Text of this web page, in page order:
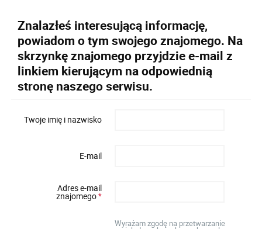
Znalazłeś interesującą informację,
powiadom o tym swojego znajomego. Na
skrzynkę znajomego przyjdzie e-mail z
linkiem kierującym na odpowiednią
stronę naszego serwisu.
Twoje imię i nazwisko
E-mail
Adres e-mail
znajomego*
Wyrażam zgodę na przetwarzanie